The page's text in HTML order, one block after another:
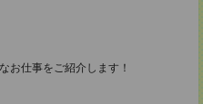
お仕事をご紹介します！